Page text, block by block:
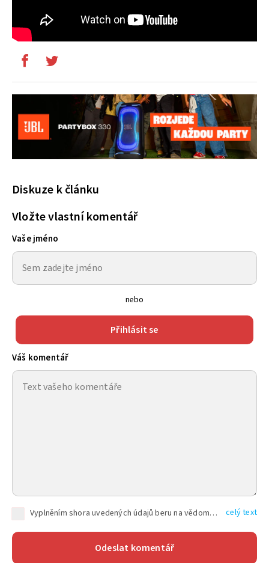
Diskuze k článku
Vložte vlastní komentář
Vaše jméno
nebo
Přihlásit se
Váš komentář
Vyplněním shora uvedených údajů beru na vědomí, že společnost TEXT FACTORY s.r.o., sídlem Brno, Durďákova 336/29, Černá Pole, PSČ: 613 00, IČ: 06157831, zapsané u Krajského soudu v Brně, oddíl C, vložka 100399, bude zpracovávat mé osobní údaje uvedené v rámci mnou vyplněného registračního formuláře na základě oprávněných zájmů TEXT FACTORY s.r.o. dle čl. 6 odst. 1 písm. f) GDPR a pro splnění právních povinností (čl. 6 odst. 1 písm. c) GDPR), a to pro tyto účely: nezbytnost zajistit oprávnění návštěvníka webových stránek provozovaných společností TEXT FACTORY s.r.o. přispívat aktivně ke zveřejněným článkům nebo v rámci diskusních fór a výkon práv TEXT FACTORY s.r.o. jako administrátora těchto diskusních fór. Více informací o zpracování osobních údajů a právech lze nalézt v celý text